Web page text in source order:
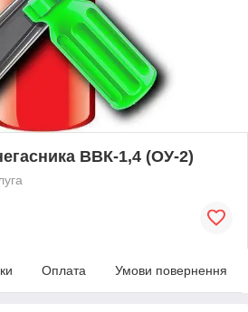
ВВК-1,4 (ОУ-2)
Оплата Умови повернення